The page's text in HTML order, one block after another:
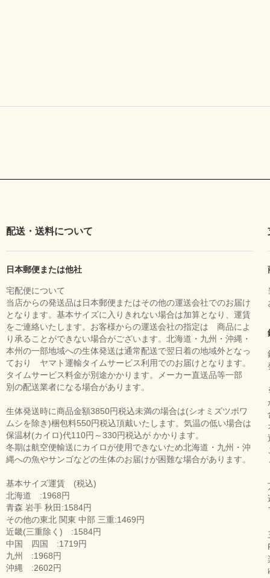
配送・送料について
日本郵便または他社
宅配便について
当店からの発送品は日本郵便またはその他の運送会社でのお届け
となります。基本サイズに入りきれない場合は加算となり、運賃
をご連絡いたします。お客様からの運送会社の指定は 商品によ
り承ることができない場合がございます。北海道・九州・沖縄・
本州の一部地域への生体発送は通常配送で翌日着の地域外となっ
ており ヤマト運輸タイムサービス利用でのお届けとなります。
タイムサービス料金が別途かかります。メーカー直送品等一部
別の配送業者になる場合があります。
生体発送時に商品金額3850円税込未満の場合は(シオミズツボワ
ムシを除き)梱包料550円税込頂戴いたします。気温の低い場合は
保温材(カイロ)代110円～330円税込が かかります。
冬期は航空便輸送にカイロが使用できないため北海道・九州・沖
縄への魚やサンゴなどの生体のお届けが困難な場合があります。
基本サイズ運賃 (税込)
北海道 :1968円
青森 岩手 秋田:1584円
その他の東北 関東 中部 三重:1469円
近畿(三重除く) :1584円
中国 四国 :1719円
九州 :1968円
沖縄 :2602円